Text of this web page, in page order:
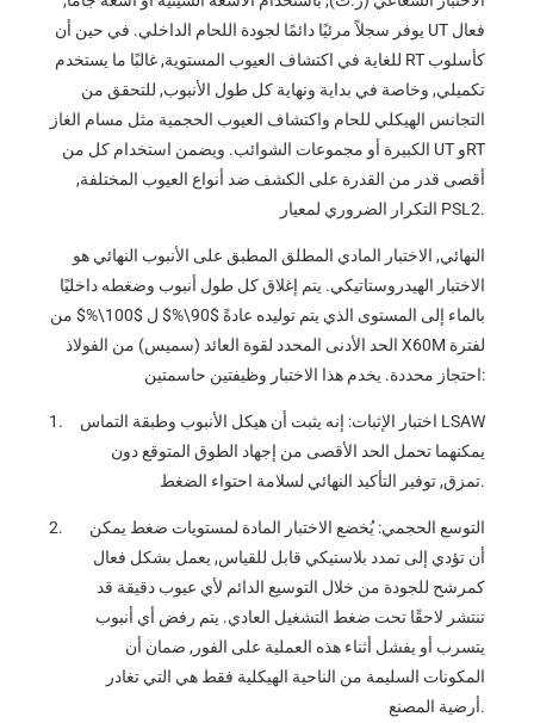
يوفر سجلاً مرئيًا دائمًا لجودة اللحام الداخلي. في حين أن UT فعال
للغاية في اكتشاف العيوب المستوية, غالبًا ما يستخدم RT كأسلوب
تكميلي, وخاصة في بداية ونهاية كل طول الأنبوب, للتحقق من
التجانس الهيكلي للحام واكتشاف العيوب الحجمية مثل مسام الغاز
الكبيرة أو مجموعات الشوائب. ويضمن استخدام كل من UT وRT
أقصى قدر من القدرة على الكشف ضد أنواع العيوب المختلفة,
التكرار الضروري لمعيار PSL2.
النهائي, الاختبار المادي المطلق المطبق على الأنبوب النهائي هو
الاختبار الهيدروستاتيكي. يتم إغلاق كل طول أنبوب وضغطه داخليًا
بالماء إلى المستوى الذي يتم توليده عادةً $90\%$ ل $100\%$
من
الحد الأدنى المحدد لقوة العائد (سميس) من الفولاذ X60M لفترة
احتجاز محددة. يخدم هذا الاختبار وظيفتين حاسمتين:
اختبار الإثبات: إنه يثبت أن هيكل الأنبوب وطبقة التماس LSAW
يمكنهما تحمل الحد الأقصى من إجهاد الطوق المتوقع دون
تمزق, توفير التأكيد النهائي لسلامة احتواء الضغط.
التوسع الحجمي: يُخضع الاختبار المادة لمستويات ضغط يمكن
أن تؤدي إلى تمدد بلاستيكي قابل للقياس, يعمل بشكل فعال
كمرشح للجودة من خلال التوسيع الدائم لأي عيوب دقيقة قد
تنتشر لاحقًا تحت ضغط التشغيل العادي. يتم رفض أي أنبوب
يتسرب أو يفشل أثناء هذه العملية على الفور, ضمان أن
المكونات السليمة من الناحية الهيكلية فقط هي التي تغادر
أرضية المصنع.